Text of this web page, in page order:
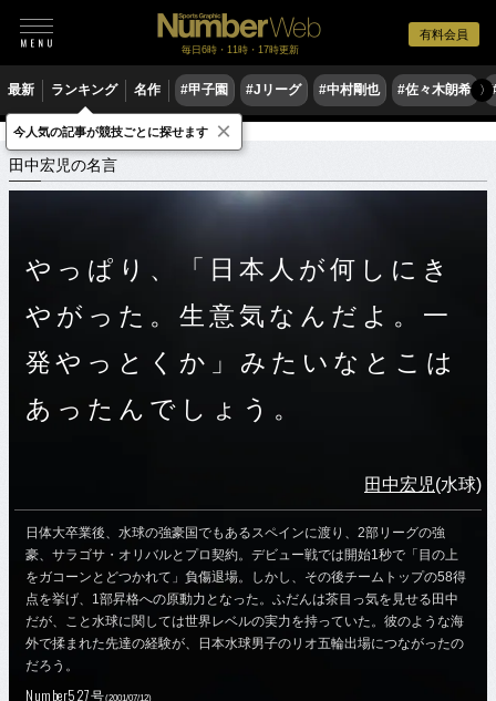
有料会員
毎日6時・11時・17時更新
最新 ランキング 名作 #甲子園 #Jリーグ #中村剛也 #佐々木朗希 〉
スポーツ名言集 タ 田中宏児の名言
田中宏児の名言
やっぱり、「日本人が何しにき
やがった。生意気なんだよ。一
発やっとくか」みたいなとこは
あったんでしょう。
田中宏児(水球)
日体大卒業後、水球の強豪国でもあるスペインに渡り、2部リーグの強
豪、サラゴサ・オリバルとプロ契約。デビュー戦では開始1秒で「目の上
をガコーンとどつかれて」負傷退場。しかし、その後チームトップの58得
点を挙げ、1部昇格への原動力となった。ふだんは茶目っ気を見せる田中
だが、こと水球に関しては世界レベルの実力を持っていた。彼のような海
外で揉まれた先達の経験が、日本水球男子のリオ五輪出場につながったの
だろう。
Number527号(2001/07/12)
今人気の記事が競技ごとに探せます ×